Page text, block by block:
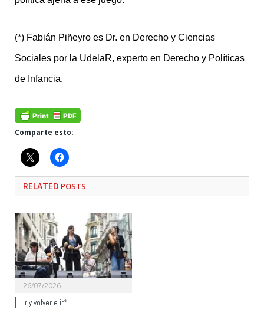
(*) Fabián Piñeyro es Dr. en Derecho y Ciencias
Sociales por la UdelaR, experto en Derecho y Políticas
de Infancia.
Comparte esto:
RELATED POSTS
26/07/2026
Ir y volver e ir*